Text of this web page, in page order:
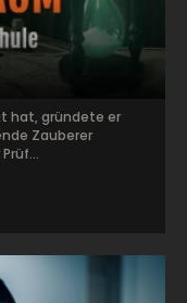
hat, gründete er
Zauberer